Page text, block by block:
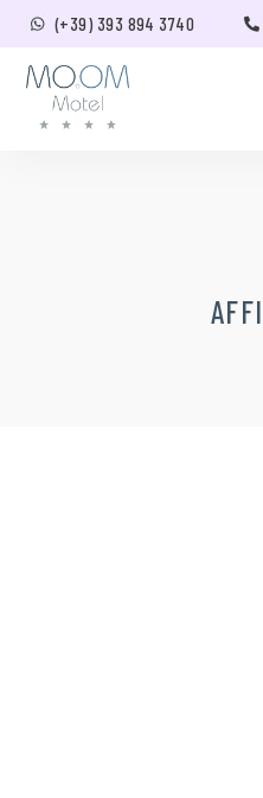
(+39) 393 894 3740